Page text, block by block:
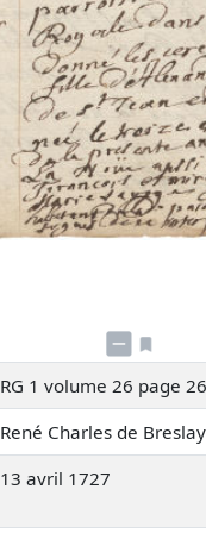
RG 1 volume 26 page
René Charles de
13 avril 1727